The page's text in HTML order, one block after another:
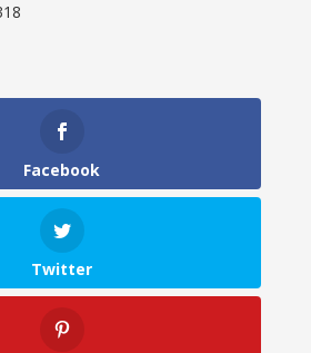
Facebook
Twitter